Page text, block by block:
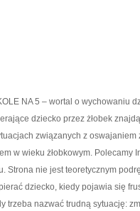
NA 5 – wortal o wychowaniu
dziecko przez żłobek
związanych z
w wieku żłobkowym. Polecamy
Strona nie jest teoretycznym
dziecko, kiedy pojawia się
trzeba nazwać trudną sytuację: